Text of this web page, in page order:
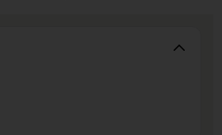
RCS-gecertificeerd
en lager energie- en
scherp resultaat.